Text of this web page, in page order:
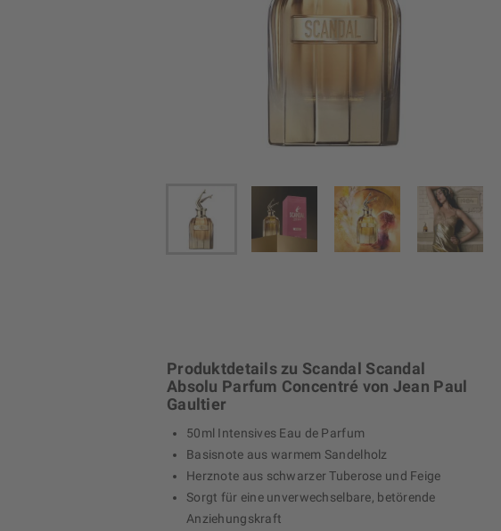
Produktdetails zu Scandal Scandal
Absolu Parfum Concentré von Jean Paul
Gaultier
50ml Intensives Eau de Parfum
Basisnote aus warmem Sandelholz
Herznote aus schwarzer Tuberose und Feige
Sorgt für eine unverwechselbare, betörende
Anziehungskraft